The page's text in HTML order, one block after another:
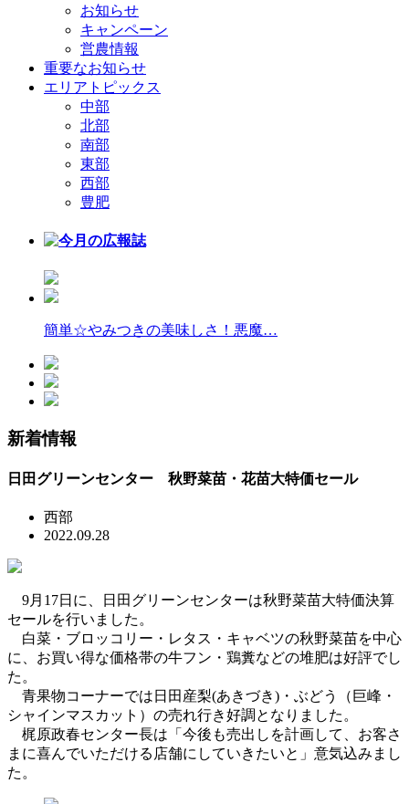
お知らせ
キャンペーン
営農情報
重要なお知らせ
エリアトピックス
中部
北部
南部
東部
西部
豊肥
簡単☆やみつきの美味しさ！悪魔…
新着情報
日田グリーンセンター 秋野菜苗・花苗大特価セール
西部
2022.09.28
9月17日に、日田グリーンセンターは秋野菜苗大特価決算
セールを行いました。
白菜・ブロッコリー・レタス・キャベツの秋野菜苗を中心
に、お買い得な価格帯の牛フン・鶏糞などの堆肥は好評でし
た。
青果物コーナーでは日田産梨(あきづき)・ぶどう（巨峰・
シャインマスカット）の売れ行き好調となりました。
梶原政春センター長は「今後も売出しを計画して、お客さ
まに喜んでいただける店舗にしていきたいと」意気込みまし
た。